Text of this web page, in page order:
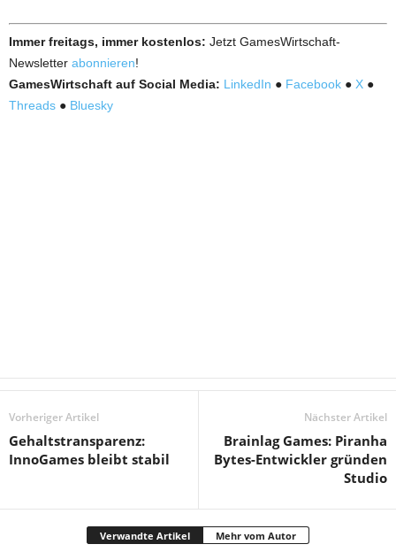
Immer freitags, immer kostenlos: Jetzt GamesWirtschaft-
Newsletter abonnieren!
GamesWirtschaft auf Social Media: LinkedIn ● Facebook ● X ●
Threads ● Bluesky
Vorheriger Artikel
Gehaltstransparenz:
InnoGames bleibt stabil
Nächster Artikel
Brainlag Games: Piranha
Bytes-Entwickler gründen
Studio
Verwandte Artikel Mehr vom Autor